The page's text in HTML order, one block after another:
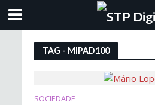
TAG - MIPAD100
SOCIEDADE